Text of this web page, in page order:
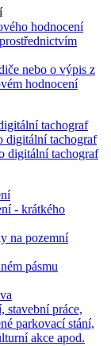
hodnocení
nebo o výpis z
hodnocení
tachograf
digitální tachograf
digitální tachograf
- krátkého
na pozemní
pásmu
stavební práce,
parkovací stání,
akce apod.